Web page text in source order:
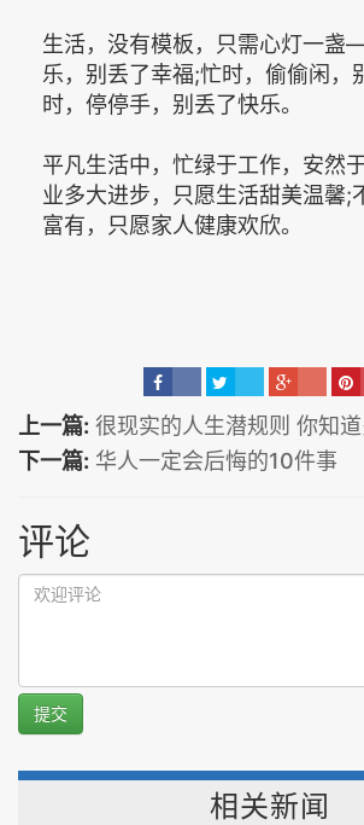
生活，没有模板，只需心灯一
乐，别丢了幸福;忙时，偷偷闲，
时，停停手，别丢了快乐。
平凡生活中，忙绿于工作，安然
业多大进步，只愿生活甜美温馨;
富有，只愿家人健康欢欣。
上一篇: 很现实的人生潜规则 你知
下一篇: 华人一定会后悔的10件事
评论
提交
相关新闻